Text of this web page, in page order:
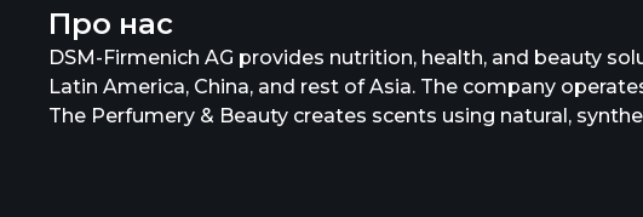
Про нас
DSM-Firmenich AG provides nutrition, health, and beauty
Latin America, China, and rest of Asia. The company
The Perfumery & Beauty creates scents using natural,